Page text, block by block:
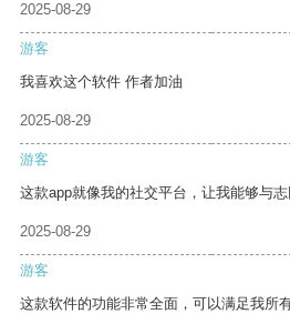
2025-08-29
游客
我喜欢这个软件 作者加油
2025-08-29
游客
这款app就像我的社交平台，让我能够与志
2025-08-29
游客
这款软件的功能非常全面，可以满足我所有